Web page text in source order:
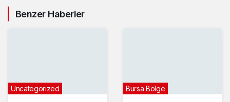
Benzer Haberler
Uncategorized Bursa Bölge